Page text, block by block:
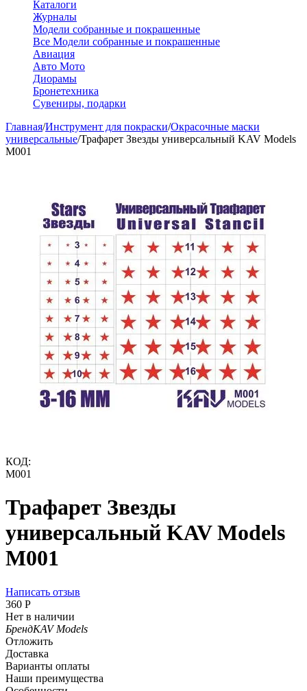
Каталоги
Журналы
Модели собранные и покрашенные
Все Модели собранные и покрашенные
Авиация
Авто Мото
Диорамы
Бронетехника
Сувениры, подарки
Главная/Инструмент для покраски/Окрасочные маски
универсальные/Трафарет Звезды универсальный KAV Models
M001
КОД:
M001
Трафарет Звезды
универсальный KAV Models
M001
Написать отзыв
‍360‍ Р
Нет в наличии
БрендKAV Models
Отложить
Доставка
Варианты оплаты
Наши преимущества